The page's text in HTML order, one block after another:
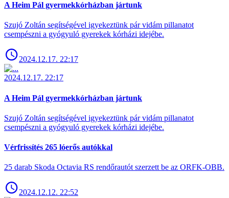
A Heim Pál gyermekkórházban jártunk
Szujó Zoltán segítségével igyekeztünk pár vidám pillanatot
csempészni a gyógyuló gyerekek kórházi idejébe.
2024.12.17. 22:17
2024.12.17. 22:17
A Heim Pál gyermekkórházban jártunk
Szujó Zoltán segítségével igyekeztünk pár vidám pillanatot
csempészni a gyógyuló gyerekek kórházi idejébe.
Vérfrissítés 265 lóerős autókkal
25 darab Skoda Octavia RS rendőrautót szerzett be az ORFK-OBB.
2024.12.12. 22:52